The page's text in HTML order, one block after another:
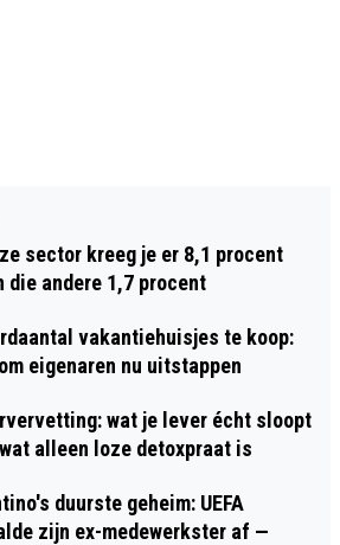
sector kreeg je er 8,1 procent
die andere 1,7 procent
vakantiehuisjes te koop:
eigenaren nu uitstappen
wat je lever écht sloopt
alleen loze detoxpraat is
duurste geheim: UEFA
zijn ex-medewerkster af —